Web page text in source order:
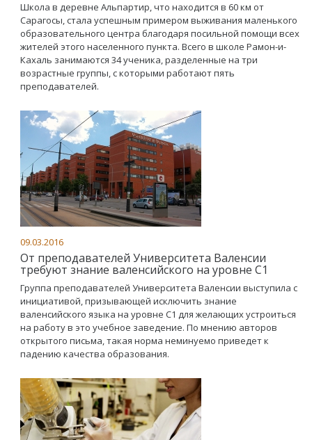
Школа в деревне Альпартир, что находится в 60 км от
Сарагосы, стала успешным примером выживания маленького
образовательного центра благодаря посильной помощи всех
жителей этого населенного пункта. Всего в школе Рамон-и-
Кахаль занимаются 34 ученика, разделенные на три
возрастные группы, с которыми работают пять
преподавателей.
09.03.2016
От преподавателей Университета Валенсии
требуют знание валенсийского на уровне С1
Группа преподавателей Университета Валенсии выступила с
инициативой, призывающей исключить знание
валенсийского языка на уровне С1 для желающих устроиться
на работу в это учебное заведение. По мнению авторов
открытого письма, такая норма неминуемо приведет к
падению качества образования.